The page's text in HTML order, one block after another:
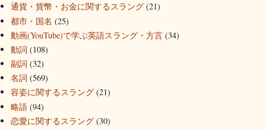
通貨・貨幣・お金に関するスラング (21)
都市・国名 (25)
動画(YouTube)で学ぶ英語スラング・方言 (34)
動詞 (108)
副詞 (32)
名詞 (569)
容姿に関するスラング (21)
略語 (94)
恋愛に関するスラング (30)